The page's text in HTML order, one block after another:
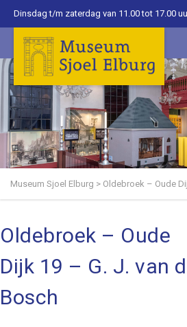
Dinsdag t/m zaterdag van 11.00 tot 17.00
Museum Sjoel Elburg > Oldebroek – Oude
Oldebroek – Oude
Dijk 19 – G. J. van
Bosch